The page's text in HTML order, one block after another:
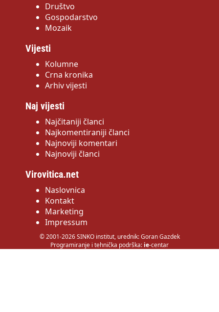
Društvo
Gospodarstvo
Mozaik
Vijesti
Kolumne
Crna kronika
Arhiv vijesti
Naj vijesti
Najčitaniji članci
Najkomentiraniji članci
Najnoviji komentari
Najnoviji članci
Virovitica.net
Naslovnica
Kontakt
Marketing
Impressum
© 2001-2026 SINKO institut, urednik: Goran Gazdek
Programiranje i tehnička podrška: ie-centar